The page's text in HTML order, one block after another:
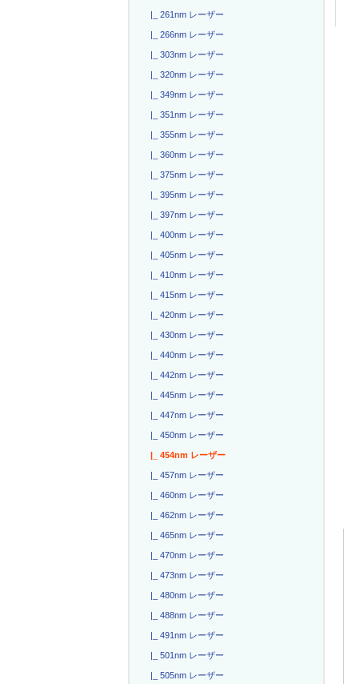
|_ 261nm レーザー
|_ 266nm レーザー
|_ 303nm レーザー
|_ 320nm レーザー
|_ 349nm レーザー
|_ 351nm レーザー
|_ 355nm レーザー
|_ 360nm レーザー
|_ 375nm レーザー
|_ 395nm レーザー
|_ 397nm レーザー
|_ 400nm レーザー
|_ 405nm レーザー
|_ 410nm レーザー
|_ 415nm レーザー
|_ 420nm レーザー
|_ 430nm レーザー
|_ 440nm レーザー
|_ 442nm レーザー
|_ 445nm レーザー
|_ 447nm レーザー
|_ 450nm レーザー
|_ 454nm レーザー
|_ 457nm レーザー
|_ 460nm レーザー
|_ 462nm レーザー
|_ 465nm レーザー
|_ 470nm レーザー
|_ 473nm レーザー
|_ 480nm レーザー
|_ 488nm レーザー
|_ 491nm レーザー
|_ 501nm レーザー
|_ 505nm レーザー